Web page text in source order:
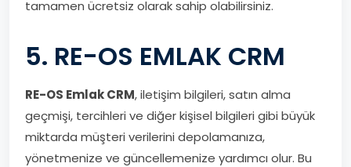
tamamen ücretsiz olarak sahip olabilirsiniz.
5. RE-OS EMLAK CRM
RE-OS Emlak CRM, iletişim bilgileri, satın alma
geçmişi, tercihleri ​​ve diğer kişisel bilgileri gibi büyük
miktarda müşteri verilerini depolamanıza,
yönetmenize ve güncellemenize yardımcı olur. Bu